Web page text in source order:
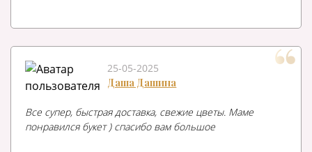
25-05-2025
Даша Дашина
Все супер, быстрая доставка, свежие цветы. Маме
понравился букет ) спасибо вам большое